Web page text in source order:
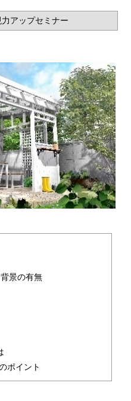
アップセミナー
景の有無
ポイント